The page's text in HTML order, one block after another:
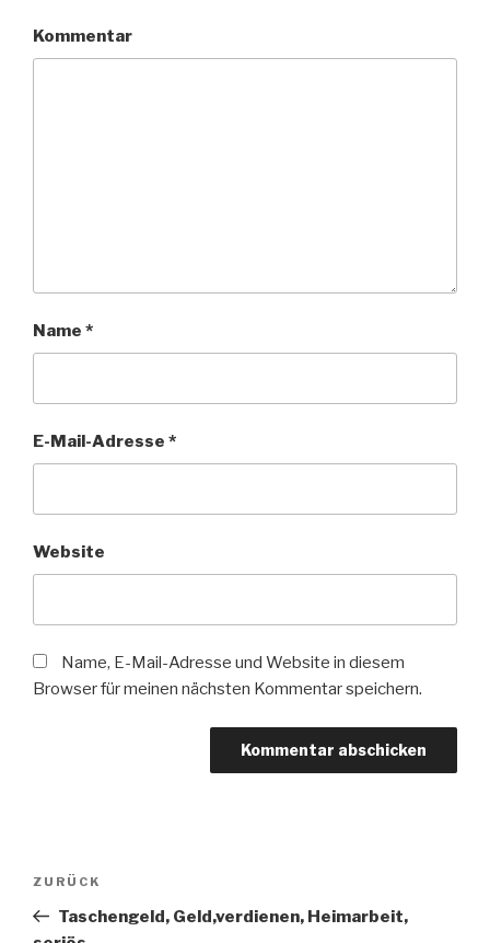
Kommentar
Name *
E-Mail-Adresse *
Website
Name, E-Mail-Adresse und Website in diesem
Browser für meinen nächsten Kommentar speichern.
ZURÜCK
Taschengeld, Geld,verdienen, Heimarbeit,